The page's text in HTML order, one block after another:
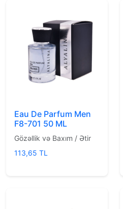
Eau De Parfum Men
F8-701 50 ML
Gözəllik və Baxım / Ətir
113,65 TL